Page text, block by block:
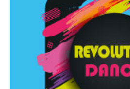
Revolution
Rassegna di danza